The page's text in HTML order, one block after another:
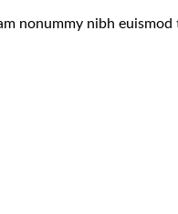
nonummy nibh